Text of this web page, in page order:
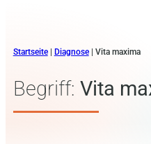
Startseite| Diagnose| Vita maxima
Begriff: Vita